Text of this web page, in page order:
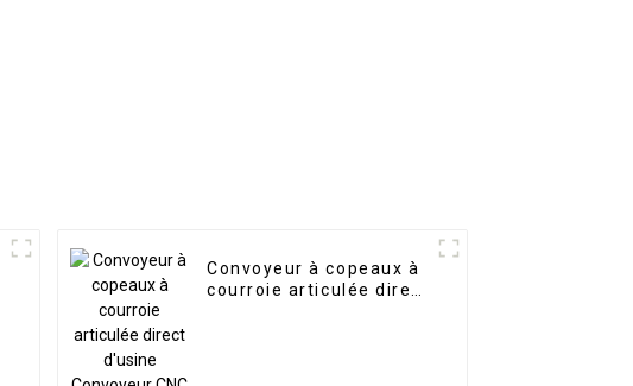
Convoyeur à copeaux à
courroie articulée direct